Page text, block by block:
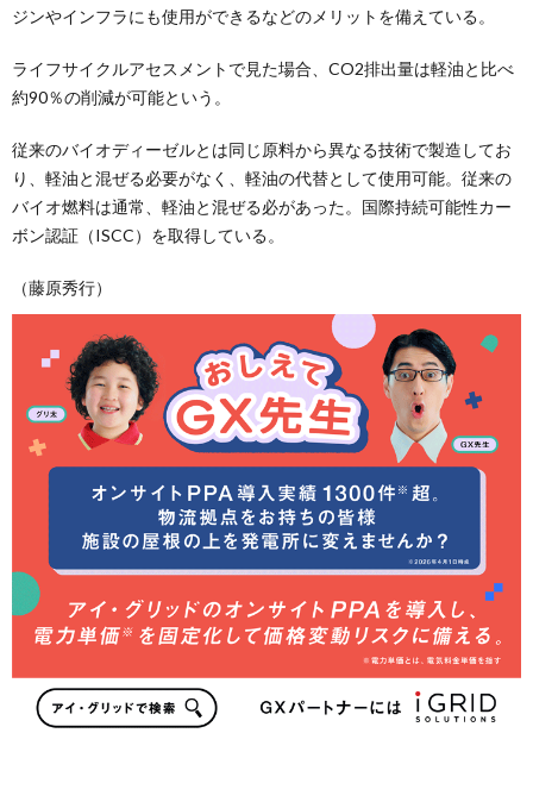
ジンやインフラにも使用ができるなどのメリットを備えている。
ライフサイクルアセスメントで見た場合、CO2排出量は軽油と比べ
約90％の削減が可能という。
従来のバイオディーゼルとは同じ原料から異なる技術で製造してお
り、軽油と混ぜる必要がなく、軽油の代替として使用可能。従来の
バイオ燃料は通常、軽油と混ぜる必があった。国際持続可能性カー
ボン認証（ISCC）を取得している。
（藤原秀行）